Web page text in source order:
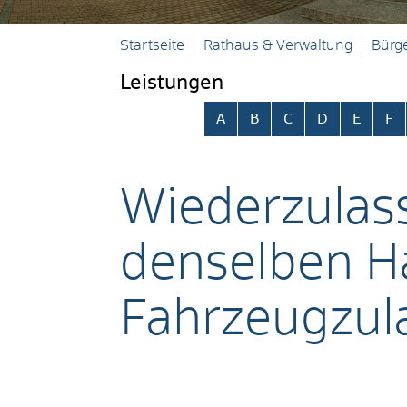
Startseite Rathaus & Verwaltung
Leistungen
Alphabetisches Register
A B C D E F
denselben